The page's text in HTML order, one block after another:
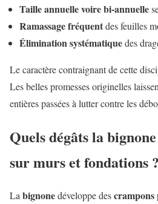
Taille annuelle voire bi-annuelle
Ramassage fréquentdes feuilles
Élimination systématiquedes
Le caractère contraignant de cette
Les belles promesses originelles
entières passées à lutter contre les
Quels dégâts la
sur murs et fondations ?
La bignonedéveloppe descrampons